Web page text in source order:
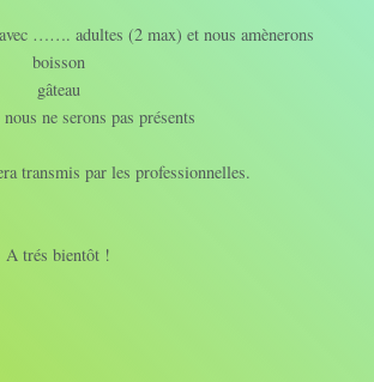
……. adultes (2 max) et nous amènerons
boisson
gâteau
ne serons pas présents
transmis par les professionnelles.
A trés bientôt !